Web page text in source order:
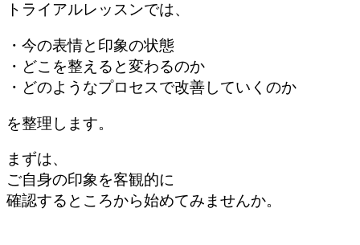
トライアルレッスンでは、
・今の表情と印象の状態
・どこを整えると変わるのか
・どのようなプロセスで改善していくのか
を整理します。
まずは、
ご自身の印象を客観的に
確認するところから始めてみませんか。